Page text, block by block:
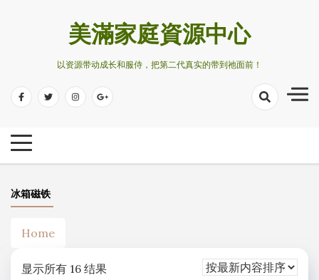
美滿家庭資源中心
以资源带动成长和服侍，把第二代真实的带到祂面前！
冰箱磁铁
Home
显示所有 16 结果按